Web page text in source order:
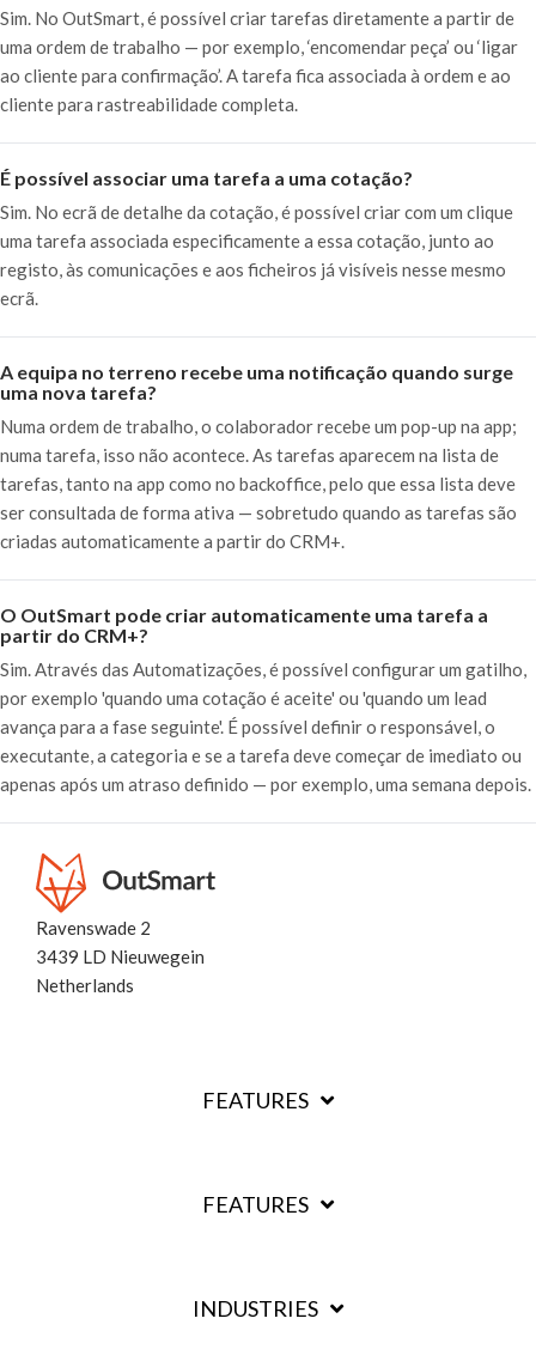
Sim. No OutSmart, é possível criar tarefas diretamente a partir de
uma ordem de trabalho — por exemplo, ‘encomendar peça’ ou ‘ligar
ao cliente para confirmação’. A tarefa fica associada à ordem e ao
cliente para rastreabilidade completa.
É possível associar uma tarefa a uma cotação?
Sim. No ecrã de detalhe da cotação, é possível criar com um clique
uma tarefa associada especificamente a essa cotação, junto ao
registo, às comunicações e aos ficheiros já visíveis nesse mesmo
ecrã.
A equipa no terreno recebe uma notificação quando surge
uma nova tarefa?
Numa ordem de trabalho, o colaborador recebe um pop-up na app;
numa tarefa, isso não acontece. As tarefas aparecem na lista de
tarefas, tanto na app como no backoffice, pelo que essa lista deve
ser consultada de forma ativa — sobretudo quando as tarefas são
criadas automaticamente a partir do CRM+.
O OutSmart pode criar automaticamente uma tarefa a
partir do CRM+?
Sim. Através das Automatizações, é possível configurar um gatilho,
por exemplo 'quando uma cotação é aceite' ou 'quando um lead
avança para a fase seguinte'. É possível definir o responsável, o
executante, a categoria e se a tarefa deve começar de imediato ou
apenas após um atraso definido — por exemplo, uma semana depois.
Ravenswade 2
3439 LD Nieuwegein
Netherlands
FEATURES
FEATURES
INDUSTRIES